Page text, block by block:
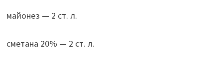
майонез — 2 ст. л.
сметана 20% — 2 ст. л.